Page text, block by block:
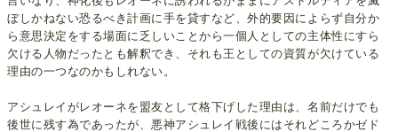
ぼしかねない恐るべき計画に手を貸すなど、外的要因によらず自分か
ら意思決定をする場面に乏しいことから一個人としての主体性にすら
欠ける人物だったとも解釈でき、それも王としての資質が欠けている
理由の一つなのかもしれない。
アシュレイがレオーネを盟友として格下げした理由は、名前だけでも
後世に残す為であったが、悪神アシュレイ戦後にはそれどころかゼド